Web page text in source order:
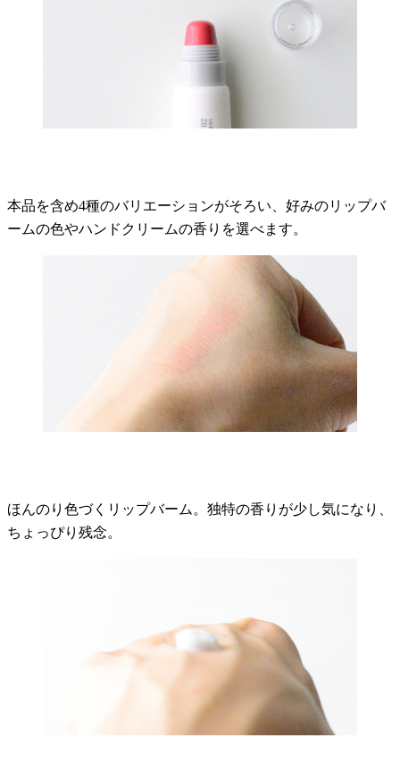
本品を含め4種のバリエーションがそろい、好みのリップバ
ームの色やハンドクリームの香りを選べます。
ほんのり色づくリップバーム。独特の香りが少し気になり、
ちょっぴり残念。